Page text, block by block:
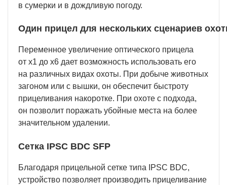
в сумерки и в дождливую погоду.
Один прицел для нескольких сценариев
Переменное увеличение оптического прицела
от х1 до х6 дает возможность использовать его
на различных видах охоты. При добыче животных
загоном или с вышки, он обеспечит быстроту
прицеливания накоротке. При охоте с подхода,
он позволит поражать убойные места на более
значительном удалении.
Сетка IPSC BDC SFP
Благодаря прицельной сетке типа IPSC BDC,
устройство позволяет производить прицеливание